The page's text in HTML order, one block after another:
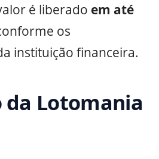
é liberado em até
os
instituição financeira.
da Lotomania